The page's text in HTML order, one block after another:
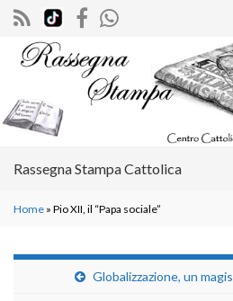
Search for:
Rassegna Stampa Cattolica
Home » Pio XII, il “Papa sociale”
Globalizzazione, un